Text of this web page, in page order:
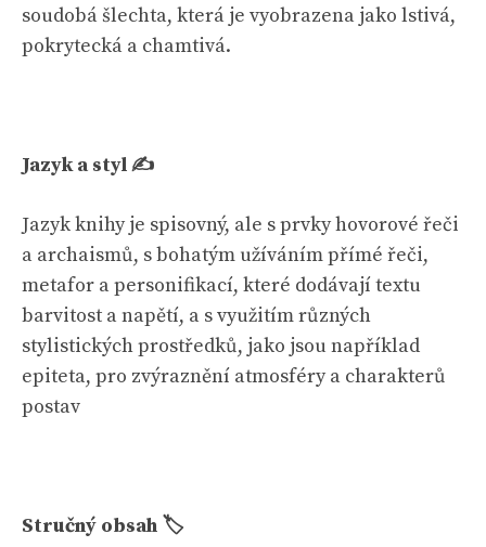
soudobá šlechta, která je vyobrazena jako lstivá,
pokrytecká a chamtivá.
Jazyk a styl ✍️
Jazyk knihy je spisovný, ale s prvky hovorové řeči
a archaismů, s bohatým užíváním přímé řeči,
metafor a personifikací, které dodávají textu
barvitost a napětí, a s využitím různých
stylistických prostředků, jako jsou například
epiteta, pro zvýraznění atmosféry a charakterů
postav
Stručný obsah 🏷